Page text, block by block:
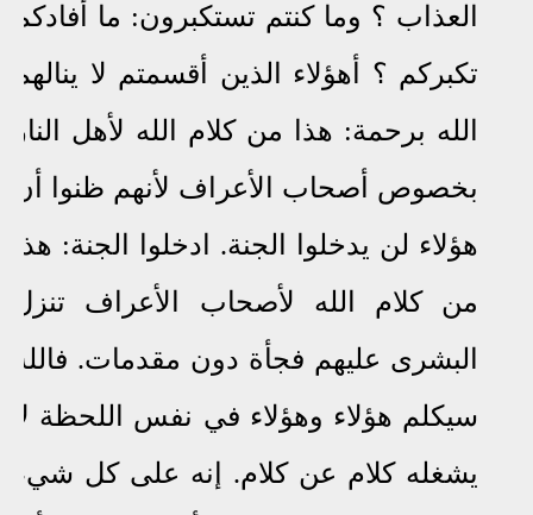
العذاب ؟ وما كنتم تستكبرون: ما أفادكم
تكبركم ؟ أهؤلاء الذين أقسمتم لا ينالهم
الله برحمة: هذا من كلام الله لأهل النار
بخصوص أصحاب الأعراف لأنهم ظنوا أن
هؤلاء لن يدخلوا الجنة. ادخلوا الجنة: هذا
من كلام الله لأصحاب الأعراف تنزل
البشرى عليهم فجأة دون مقدمات. فالله
سيكلم هؤلاء وهؤلاء في نفس اللحظة لا
يشغله كلام عن كلام. إنه على كل شيء